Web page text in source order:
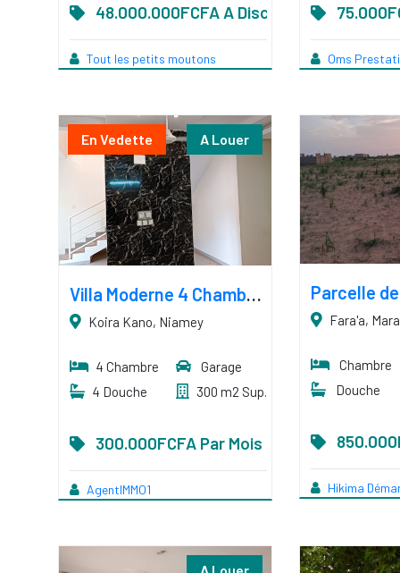
48.000.000FCFA A Discuter
Tout les petits moutons Oms
En Vedette A Louer
Villa Moderne 4 Chambres (1 MOIS GRATUIT)
Koira Kano, Niamey
4 Chambre
4 Douche
Garage
300 m2 Sup.
300.000FCFA Par Mois
AgentIMMO1
Fara'a,
Chambre
Douche
Hikima